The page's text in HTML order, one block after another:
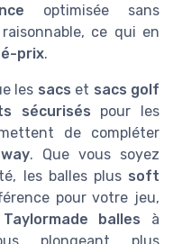
optimisée sans
raisonnable, ce qui en
prix.
les sacs et sacs golf
sécurisés pour les
de compléter
. Que vous soyez
les balles plus soft
pour votre jeu,
Taylormade balles à
plongeant plus